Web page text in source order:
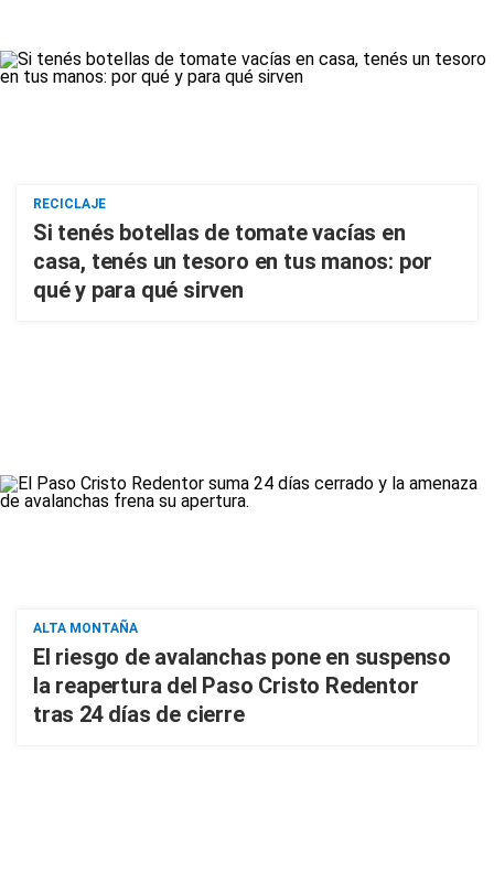
RECICLAJE
Si tenés botellas de tomate vacías en
casa, tenés un tesoro en tus manos: por
qué y para qué sirven
ALTA MONTAÑA
El riesgo de avalanchas pone en suspenso
la reapertura del Paso Cristo Redentor
tras 24 días de cierre